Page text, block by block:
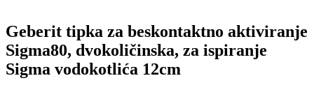
Geberit tipka za beskontaktno aktiviranje
Sigma80, dvokoličinska, za ispiranje
Sigma vodokotlića 12cm